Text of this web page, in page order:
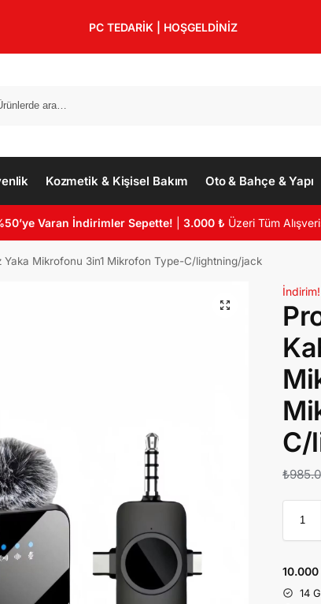
PC TEDARİK | HOŞGELDİNİZ
Kozmetik & Kişisel Bakım Oto & Bahçe & Yapı
Varan İndirimler Sepette! |3.000 ₺ Üzeri Tüm
Mikrofonu 3in1 Mikrofon Type-C/lightning/jack
İndirim!
C/
₺
14